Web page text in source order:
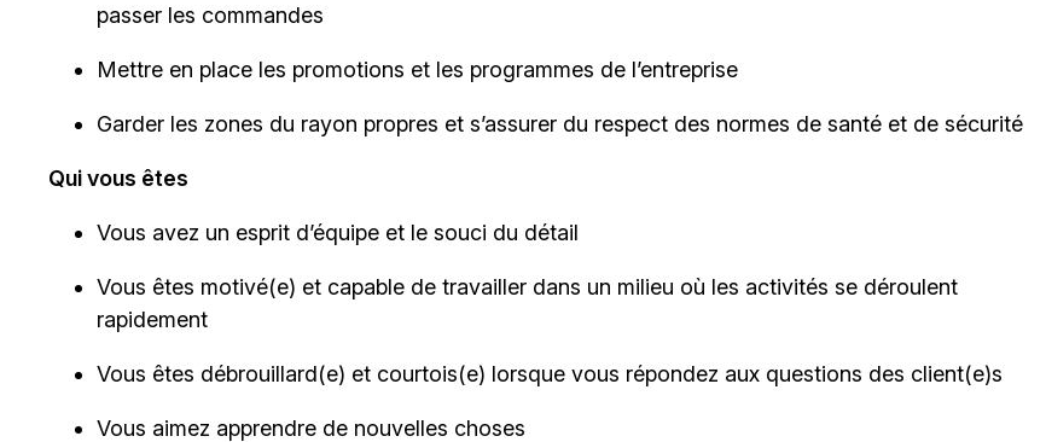
passer les commandes
Mettre en place les promotions et les programmes de l’entreprise
Garder les zones du rayon propres et s’assurer du respect des normes de santé et de sécurité
Qui vous êtes
Vous avez un esprit d’équipe et le souci du détail
Vous êtes motivé(e) et capable de travailler dans un milieu où les activités se déroulent
rapidement
Vous êtes débrouillard(e) et courtois(e) lorsque vous répondez aux questions des client(e)s
Vous aimez apprendre de nouvelles choses